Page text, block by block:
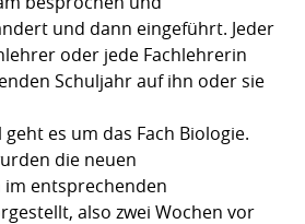
und dann eingeführt. Jeder
oder jede Fachlehrerin
Schuljahr auf ihn oder sie
es um das Fach Biologie.
die neuen
entsprechenden
also zwei Wochen vor